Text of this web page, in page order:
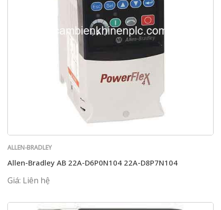
ALLEN-BRADLEY
Allen-Bradley AB 22A-D6P0N104 22A-D8P7N104
Giá: Liên hệ